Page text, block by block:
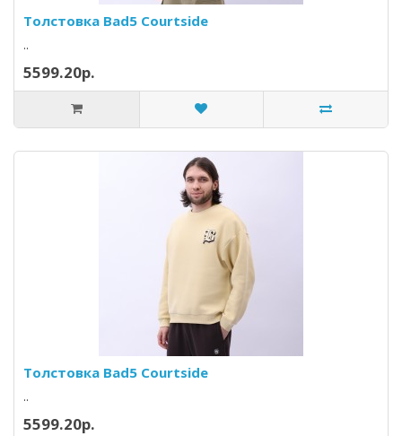
Толстовка Bad5 Courtside
..
5599.20р.
Толстовка Bad5 Courtside
..
5599.20р.